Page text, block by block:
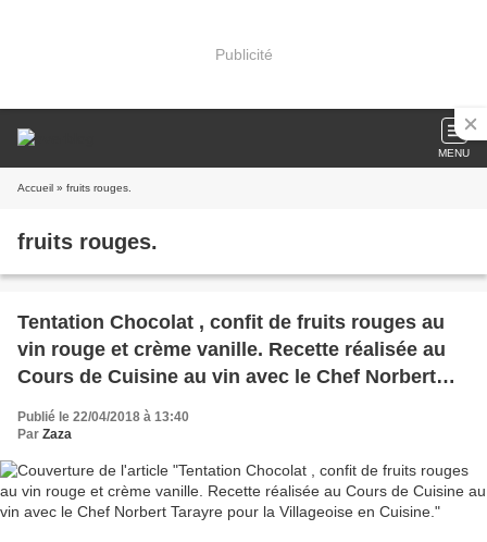
Publicité
MENU
Accueil » fruits rouges.
fruits rouges.
Tentation Chocolat , confit de fruits rouges au
vin rouge et crème vanille. Recette réalisée au
Cours de Cuisine au vin avec le Chef Norbert
Tarayre pour la Villageoise en Cuisine.
Publié le 22/04/2018 à 13:40
Par Zaza